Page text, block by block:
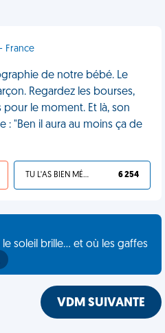
France
de notre bébé. Le
Regardez les bourses,
pour le moment. Et là, son
: "Ben il aura au moins ça de
TU L'AS BIEN MÉRITÉ 6 254
soleil brille... et où les gaffes
VDM SUIVANTE